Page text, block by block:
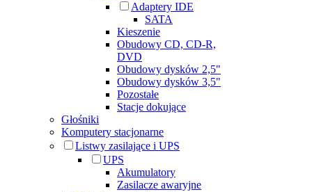
Adaptery IDE
SATA
Kieszenie
Obudowy CD, CD-R,
DVD
Obudowy dysków 2,5"
Obudowy dysków 3,5"
Pozostałe
Stacje dokujące
Głośniki
Komputery stacjonarne
Listwy zasilające i UPS
UPS
Akumulatory
Zasilacze awaryjne